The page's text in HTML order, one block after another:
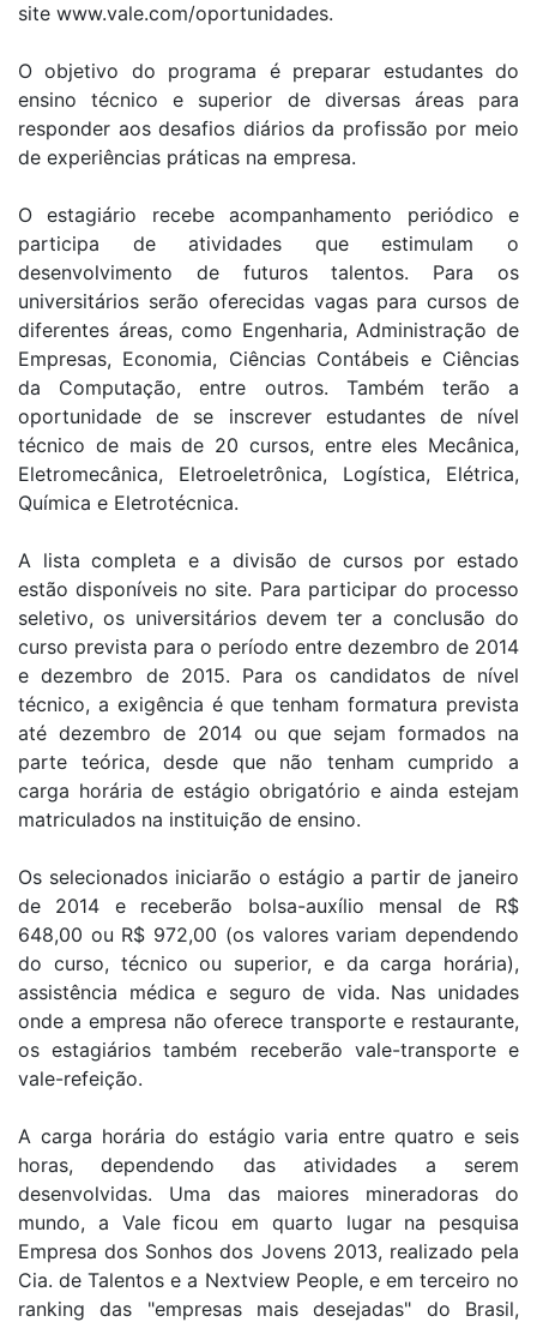
site www.vale.com/oportunidades.
O objetivo do programa é preparar estudantes do
ensino técnico e superior de diversas áreas para
responder aos desafios diários da profissão por meio
de experiências práticas na empresa.
O estagiário recebe acompanhamento periódico e
participa de atividades que estimulam o
desenvolvimento de futuros talentos. Para os
universitários serão oferecidas vagas para cursos de
diferentes áreas, como Engenharia, Administração de
Empresas, Economia, Ciências Contábeis e Ciências
da Computação, entre outros. Também terão a
oportunidade de se inscrever estudantes de nível
técnico de mais de 20 cursos, entre eles Mecânica,
Eletromecânica, Eletroeletrônica, Logística, Elétrica,
Química e Eletrotécnica.
A lista completa e a divisão de cursos por estado
estão disponíveis no site. Para participar do processo
seletivo, os universitários devem ter a conclusão do
curso prevista para o período entre dezembro de 2014
e dezembro de 2015. Para os candidatos de nível
técnico, a exigência é que tenham formatura prevista
até dezembro de 2014 ou que sejam formados na
parte teórica, desde que não tenham cumprido a
carga horária de estágio obrigatório e ainda estejam
matriculados na instituição de ensino.
Os selecionados iniciarão o estágio a partir de janeiro
de 2014 e receberão bolsa-auxílio mensal de R$
648,00 ou R$ 972,00 (os valores variam dependendo
do curso, técnico ou superior, e da carga horária),
assistência médica e seguro de vida. Nas unidades
onde a empresa não oferece transporte e restaurante,
os estagiários também receberão vale-transporte e
vale-refeição.
A carga horária do estágio varia entre quatro e seis
horas, dependendo das atividades a serem
desenvolvidas. Uma das maiores mineradoras do
mundo, a Vale ficou em quarto lugar na pesquisa
Empresa dos Sonhos dos Jovens 2013, realizado pela
Cia. de Talentos e a Nextview People, e em terceiro no
ranking das "empresas mais desejadas" do Brasil,